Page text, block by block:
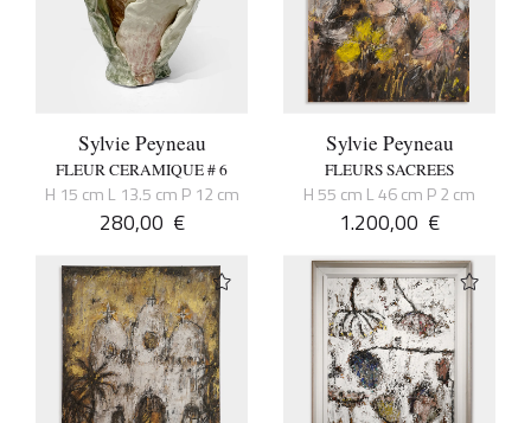
Sylvie Peyneau
FLEUR CERAMIQUE # 6
H 15 cm L 13.5 cm P 12 cm
280,00 €
Sylvie Peyneau
FLEURS SACREES
H 55 cm L 46 cm P 2 cm
1.200,00 €